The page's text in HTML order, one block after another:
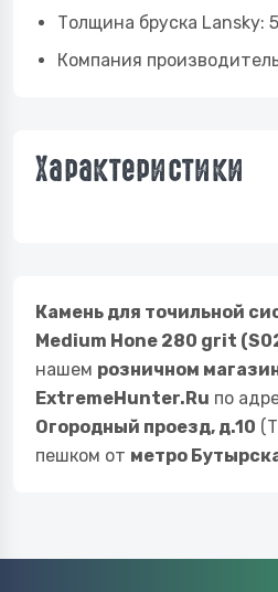
Толщина бруска Lansky:
Компания
Характеристики
Камень для точильной
Medium Hone 280 grit
нашем розничном
ExtremeHunter.Ru по
Огородный проезд, д.10
пешком от метро